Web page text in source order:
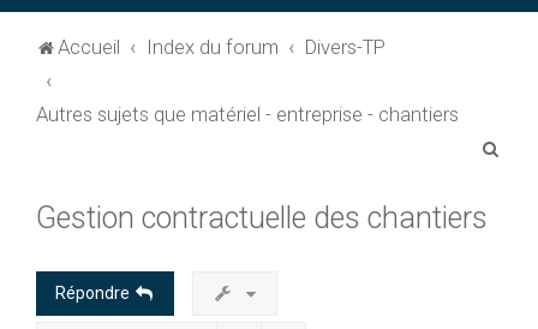
Accueil Index du forum Divers-TP
Autres sujets que matériel - entreprise - chantiers
Gestion contractuelle des chantiers
Répondre